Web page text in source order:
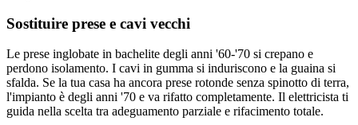
Sostituire prese e cavi vecchi
Le prese inglobate in bachelite degli anni '60-'70 si crepano e
perdono isolamento. I cavi in gumma si induriscono e la guaina si
sfalda. Se la tua casa ha ancora prese rotonde senza spinotto di terra,
l'impianto è degli anni '70 e va rifatto completamente. Il elettricista ti
guida nella scelta tra adeguamento parziale e rifacimento totale.